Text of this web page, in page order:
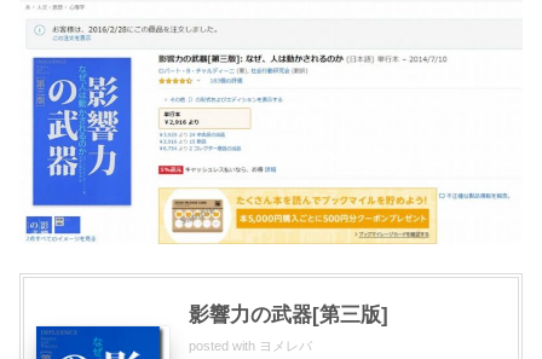
影響力の武器[第三版]
posted with ヨメレバ